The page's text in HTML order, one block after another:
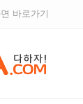
바로가기